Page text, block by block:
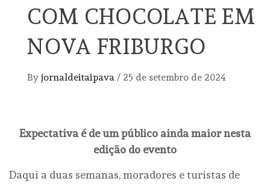
COM CHOCOLATE EM
NOVA FRIBURGO
By jornaldeitaipava / 25 de setembro de 2024
Expectativa é de um público ainda maior nesta
edição do evento
Daqui a duas semanas, moradores e turistas de